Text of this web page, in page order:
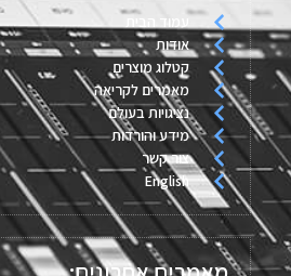
עמוד הבית
אודות
קטלוג מוצרים
מאמרים לקריאה
נציגויות בעולם
מידע והורדות
צור קשר
English